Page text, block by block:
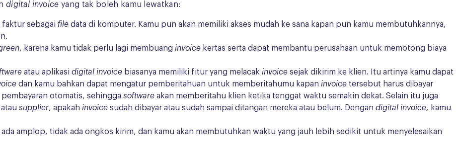
digital invoiceyang tak boleh kamu lewatkan:
faktur sebagai file data di komputer. Kamu pun akan memiliki akses mudah ke sana kapan pun kamu membutuhkannya,
, karena kamu tidak perlu lagi membuang invoice kertas serta dapat membantu perusahaan untuk memotong biaya
atau aplikasi digital invoice biasanya memiliki fitur yang melacak invoice sejak dikirim ke klien. Itu artinya kamu dapat
dan kamu bahkan dapat mengatur pemberitahuan untuk memberitahumu kapan invoice tersebut harus dibayar
otomatis, sehingga software akan memberitahu klien ketika tenggat waktu semakin dekat. Selain itu juga
atau supplier, apakah invoice sudah dibayar atau sudah sampai ditangan mereka atau belum. Dengan digital invoice, kamu
amplop, tidak ada ongkos kirim, dan kamu akan membutuhkan waktu yang jauh lebih sedikit untuk menyelesaikan